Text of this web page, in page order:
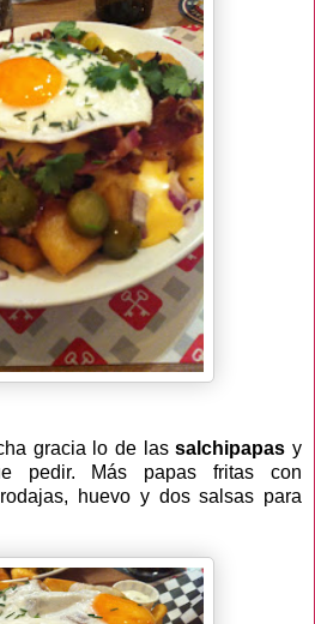
gracia lo de lassalchipapasy
pedir. Más papas fritas con
huevo y dos salsas para